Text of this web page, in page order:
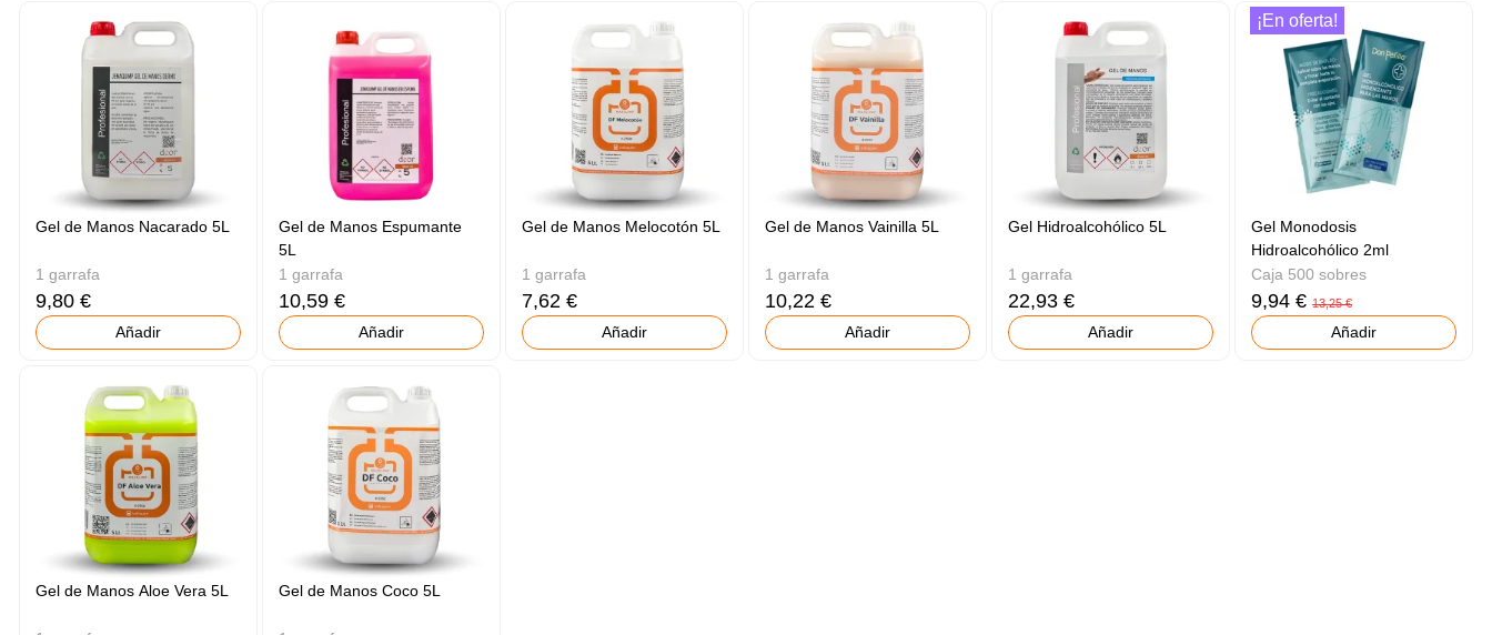
Gel de Manos Nacarado 5L
1 garrafa
9,80 €
Añadir
Gel de Manos Espumante
5L
1 garrafa
10,59 €
Añadir
Gel de Manos Melocotón 5L
1 garrafa
7,62 €
Añadir
Gel de Manos Vainilla 5L
1 garrafa
10,22 €
Añadir
Gel Hidroalcohólico 5L
1 garrafa
22,93 €
Añadir
¡En oferta!
Gel Monodosis
Hidroalcohólico 2ml
Caja 500 sobres
9,94 €13,25 €
Añadir
Gel de Manos Aloe Vera 5L Gel de Manos Coco 5L